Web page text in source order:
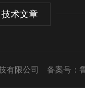
技术文章
有限公司 备案号：